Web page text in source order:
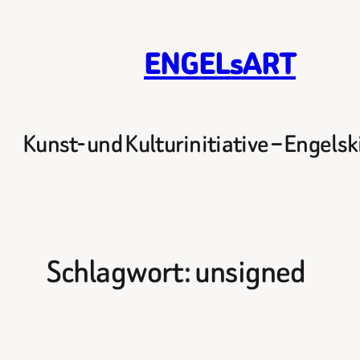
ENGELsART
Kunst- und Kulturinitiative –
Schlagwort:unsigned